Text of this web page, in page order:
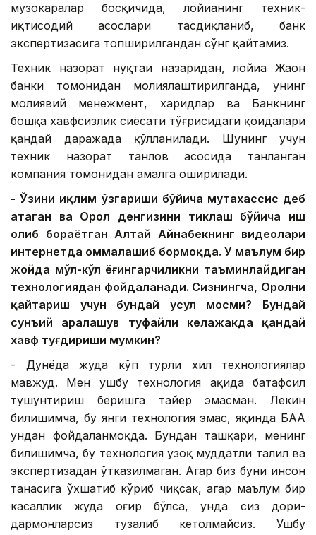
музокаралар босқичида, лойиҳанинг техник-
иқтисодий асослари тасдиқланиб, банк
экспертизасига топширилгандан сўнг қайтамиз.
Техник назорат нуқтаи назаридан, лойиҳа Жаҳон
банки томонидан молиялаштирилганда, унинг
молиявий менежмент, харидлар ва Банкнинг
бошқа хавфсизлик сиёсати тўғрисидаги қоидалари
қандай даражада қўлланилади. Шунинг учун
техник назорат танлов асосида танланган
компания томонидан амалга оширилади.
- Ўзини иқлим ўзгариши бўйича мутахассис деб
атаган ва Орол денгизини тиклаш бўйича иш
олиб бораётган Алтай Айнабекнинг видеолари
интернетда оммалашиб бормоқда. У маълум бир
жойда мўл-кўл ёғингарчиликни таъминлайдиган
технологиядан фойдаланади. Сизнингча, Оролни
қайтариш учун бундай усул мосми? Бундай
сунъий аралашув туфайли келажакда қандай
хавф туғдириши мумкин?
- Дунёда жуда кўп турли хил технологиялар
мавжуд. Мен ушбу технология ҳақида батафсил
тушунтириш беришга тайёр эмасман. Лекин
билишимча, бу янги технология эмас, яқинда БАА
ундан фойдаланмоқда. Бундан ташқари, менинг
билишимча, бу технология узоқ муддатли таҳлил ва
экспертизадан ўтказилмаган. Агар биз буни инсон
танасига ўхшатиб кўриб чиқсак, агар маълум бир
касаллик жуда оғир бўлса, унда сиз дори-
дармонларсиз тузалиб кетолмайсиз. Ушбу